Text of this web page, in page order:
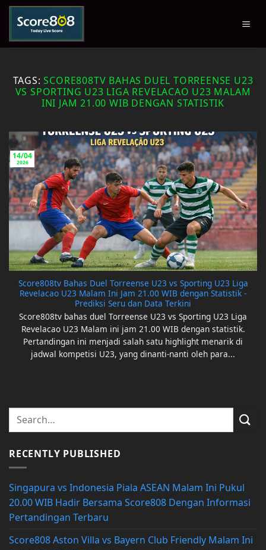
Skip
content
TAGS:SCORE808TV BAHAS DUEL TORREENSE U23
VS SPORTING U23 LIGA REVELACAO U23 MALAM
INI JAM 21.00 WIB DENGAN STATISTIK
Score808tv Bahas Duel Torreense U23 vs Sporting U23 Liga
Revelacao U23 Malam Ini Jam 21.00 WIB dengan Statistik -
Prediksi Seru dan Data Terkini
Score808tv bahas duel Torreense U23 vs Sporting U23 Liga
Revelacao U23 Malam ini jam 21.00 WIB dengan statistik.
Pertandingan ini menjadi salah satu highlight menarik di
jadwal kompetisi U23, yang dinanti-nanti oleh para...
14/04
2026
RECENTLY PUBLISHED
Singapura vs Indonesia Piala ASEAN Malam Ini Pukul
20.00 WIB Hadir Bersama Score808 Dengan Informasi
Pertandingan Terbaru
Score808 Aston Villa vs Bayern Club Friendly Malam Ini